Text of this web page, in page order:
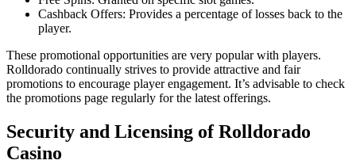
Cashback Offers: Provides a percentage of losses back to the
player.
These promotional opportunities are very popular with players.
Rolldorado continually strives to provide attractive and fair
promotions to encourage player engagement. It’s advisable to check
the promotions page regularly for the latest offerings.
Security and Licensing of Rolldorado
Casino